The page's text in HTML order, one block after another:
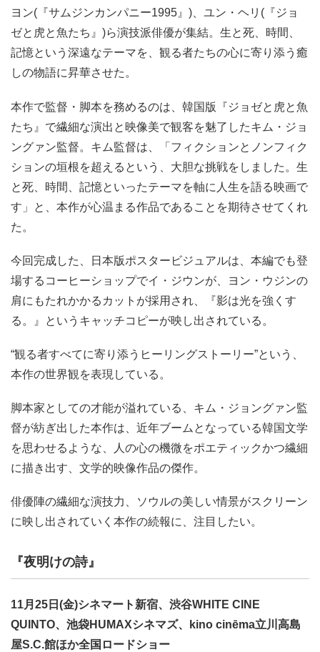
ヨン(『サムジンカンパニー1995』)、ユン・ヘリ(『ジョ
ゼと虎と魚たち』)ら演技派俳優が集結。生と死、時間、
記憶という深遠なテーマを、観る者たちの心に寄り添う癒
しの物語に昇華させた。
本作で監督・脚本を務めるのは、韓国版『ジョゼと虎と魚
たち』で繊細な演出と映像美で観客を魅了したキム・ジョ
ングァン監督。キム監督は、「フィクションとノンフィク
ションの垣根を超えるという、大胆な挑戦をしました。生
と死、時間、記憶といったテーマを軸に人生を語る映画で
す」と、本作が心温まる作品であることを期待させてくれ
た。
今回完成した、日本版ポスタービジュアルは、本編でも登
場するコーヒーショップでイ・ジウンが、ヨン・ウジンの
肩にもたれかかるカットが採用され、『影は光を強くす
る。』というキャッチコピーが映し出されている。
“観る者すべてに寄り添うヒーリングストーリー”という、
本作の世界観を表現している。
脚本家としての才能が溢れている、キム・ジョングァン監
督が紡ぎ出した本作は、近年ブームとなっている韓国文学
を思わせるような、人の心の機微をポエティックかつ繊細
に描き出す、文学的映像作品の傑作。
俳優陣の繊細な演技力、ソウルの美しい情景がスクリーン
に映し出されていく本作の続報に、注目したい。
『夜明けの詩』
11月25日(金)シネマート新宿、渋谷WHITE CINE
QUINTO、池袋HUMAXシネマズ、kino cinēma立川高島
屋S.C.館ほか全国ロードショー